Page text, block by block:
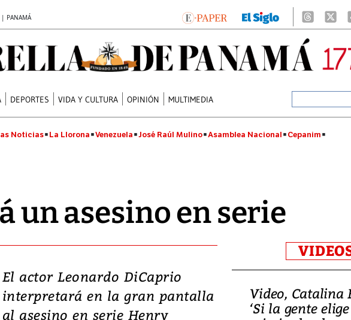
PANAMÁ
DEPORTES VIDA Y CULTURA OPINIÓN MULTIMEDIA
Noticias La Llorona Venezuela José Raúl Mulino Asamblea Nacional Cepanim
un asesino en serie
El actor Leonardo DiCaprio
interpretará en la gran pantalla
al asesino en serie Henry
Video, Japón: Terremoto
deja heridos y graves
Video, Catalina
‘Si la gente elige